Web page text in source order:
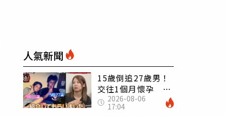
人氣新聞
15歲倒追27歲男！
交往1個月懷孕 36
歲當阿嬤故事曝光
2026-08-06
17:04